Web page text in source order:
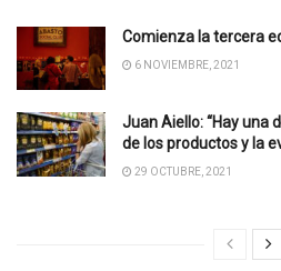
Comienza la tercera
6 NOVIEMBRE, 2021
Juan Aiello: “Hay una
de los productos y la
29 OCTUBRE, 2021